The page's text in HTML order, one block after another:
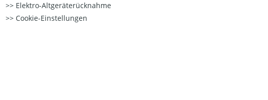
Elektro-Altgeräterücknahme
Cookie-Einstellungen